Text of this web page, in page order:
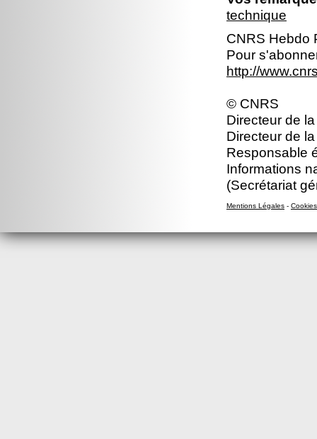
technique
CNRS Hebdo
Pour
http://
© CNRS
Directeur de
Directeur de
Responsable
Informations
(Secrétariat
Mentions Légales - Cookies